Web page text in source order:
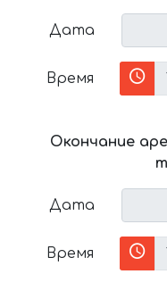
Дата
Время
Окончание
Дата
Время